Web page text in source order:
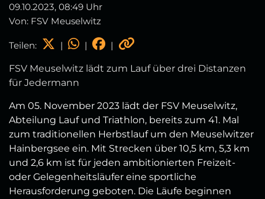
09.10.2023, 08:49 Uhr
Von: FSV Meuselwitz
Teilen: | | |
FSV Meuselwitz lädt zum Lauf über drei Distanzen
für Jedermann
Am 05. November 2023 lädt der FSV Meuselwitz,
Abteilung Lauf und Triathlon, bereits zum 41. Mal
zum traditionellen Herbstlauf um den Meuselwitzer
Hainbergsee ein. Mit Strecken über 10,5 km, 5,3 km
und 2,6 km ist für jeden ambitionierten Freizeit-
oder Gelegenheitsläufer eine sportliche
Herausforderung geboten. Die Läufe beginnen